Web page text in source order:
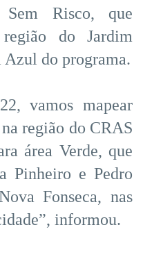
Risco, que
do Jardim
Azul do programa.
vamos mapear
região do CRAS
área Verde, que
Pinheiro e Pedro
Fonseca, nas
informou.